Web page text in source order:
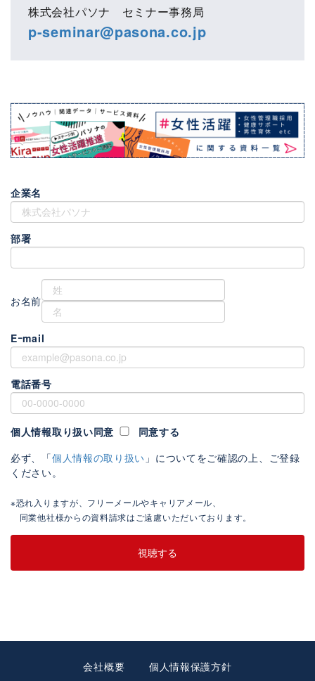
株式会社パソナ セミナー事務局
p-seminar@pasona.co.jp
企業名
部署
お名前
Eｰmail
電話番号
個人情報取り扱い同意
同意する
必ず、「個人情報の取り扱い 」についてをご確認の上、ご登録
ください。
※恐れ入りますが、フリーメールやキャリアメール、
同業他社様からの資料請求はご遠慮いただいております。
会社概要 個人情報保護方針